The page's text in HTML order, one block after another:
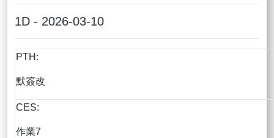
1D - 2026-03-10
PTH:
默簽改
CES:
作業7